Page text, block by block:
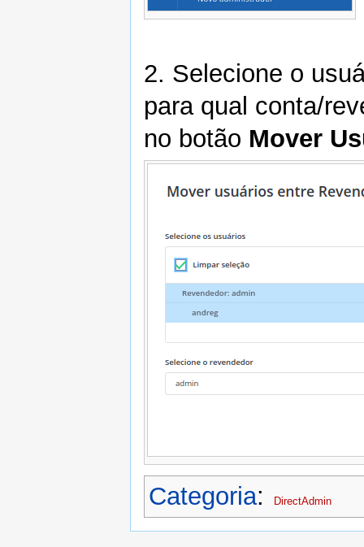
2. Selecione o
para qual conta/
no botão Mover
Categoria: DirectAdmin